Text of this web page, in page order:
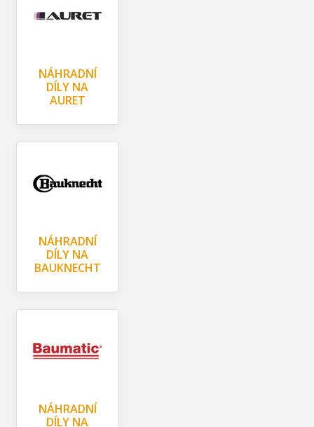
NÁHRADNÍ
DÍLY NA
AURET
NÁHRADNÍ
DÍLY NA
BAUKNECHT
NÁHRADNÍ
DÍLY NA